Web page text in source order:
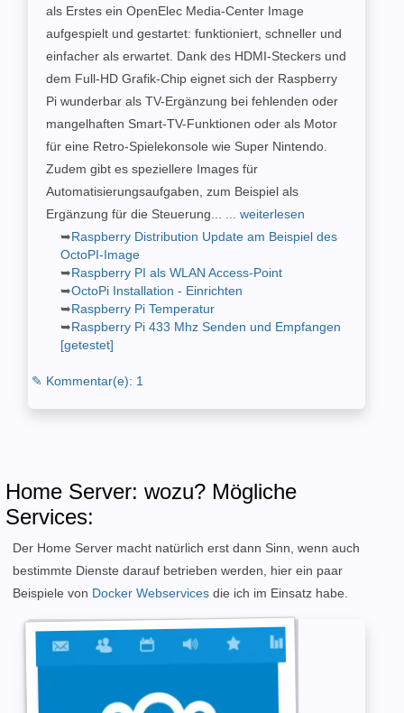
als Erstes ein OpenElec Media-Center Image
aufgespielt und gestartet: funktioniert, schneller und
einfacher als erwartet. Dank des HDMI-Steckers und
dem Full-HD Grafik-Chip eignet sich der Raspberry
Pi wunderbar als TV-Ergänzung bei fehlenden oder
mangelhaften Smart-TV-Funktionen oder als Motor
für eine Retro-Spielekonsole wie Super Nintendo.
Zudem gibt es speziellere Images für
Automatisierungsaufgaben, zum Beispiel als
Ergänzung für die Steuerung... ... weiterlesen
Raspberry Distribution Update am Beispiel des
OctoPI-Image
Raspberry PI als WLAN Access-Point
OctoPi Installation - Einrichten
Raspberry Pi Temperatur
Raspberry Pi 433 Mhz Senden und Empfangen
[getestet]
✎ Kommentar(e): 1
Home Server: wozu? Mögliche
Services:
Der Home Server macht natürlich erst dann Sinn, wenn auch
bestimmte Dienste darauf betrieben werden, hier ein paar
Beispiele von Docker Webservices die ich im Einsatz habe.